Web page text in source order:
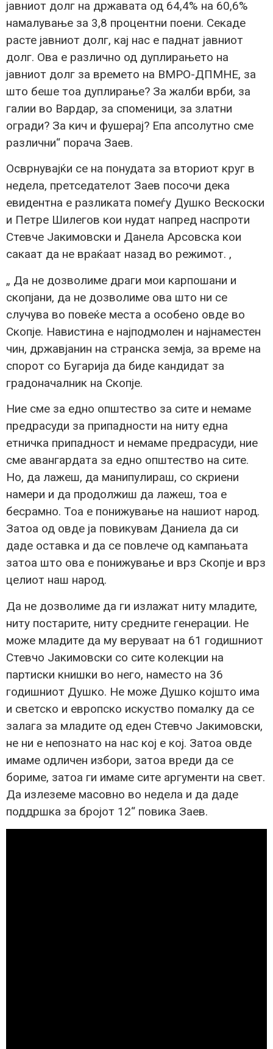
јавниот долг на државата од 64,4% на 60,6%
намалување за 3,8 процентни поени. Секаде
расте јавниот долг, кај нас е паднат јавниот
долг. Ова е различно од дуплирањето на
јавниот долг за времето на ВМРО-ДПМНЕ, за
што беше тоа дуплирање? За жалби врби, за
галии во Вардар, за споменици, за златни
огради? За кич и фушерај? Епа апсолутно сме
различни“ порача Заев.
Осврнувајќи се на понудата за вториот круг в
недела, претседателот Заев посочи дека
евидентна е разликата помеѓу Душко Вескоски
и Петре Шилегов кои нудат напред наспроти
Стевче Јакимовски и Данела Арсовска кои
сакаат да не враќаат назад во режимот. ,
„ Да не дозволиме драги мои карпошани и
скопјани, да не дозволиме ова што ни се
случува во повеќе места а особено овде во
Скопје. Навистина е најподмолен и најнаместен
чин, државјанин на странска земја, за време на
спорот со Бугарија да биде кандидат за
градоначалник на Скопје.
Ние сме за едно општество за сите и немаме
предрасуди за припадности на ниту една
етничка припадност и немаме предрасуди, ние
сме авангардата за едно општество на сите.
Но, да лажеш, да манипулираш, со скриени
намери и да продолжиш да лажеш, тоа е
бесрамно. Тоа е понижување на нашиот народ.
Затоа од овде ја повикувам Даниела да си
даде оставка и да се повлече од кампањата
затоа што ова е понижување и врз Скопје и врз
целиот наш народ.
Да не дозволиме да ги излажат ниту младите,
ниту постарите, ниту средните генерации. Не
може младите да му веруваат на 61 годишниот
Стевчо Јакимовски со сите колекции на
партиски книшки во него, наместо на 36
годишниот Душко. Не може Душко којшто има
и светско и европско искуство помалку да се
залага за младите од еден Стевчо Јакимовски,
не ни е непознато на нас кој е кој. Затоа овде
имаме одличен избори, затоа вреди да се
бориме, затоа ги имаме сите аргументи на свет.
Да излеземе масовно во недела и да даде
поддршка за бројот 12“ повика Заев.